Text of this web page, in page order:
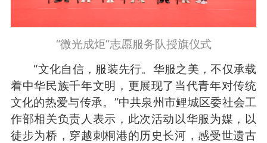
“微光成炬”志愿服务队授旗仪式
“文化自信，服装先行。华服之美，不仅承载
着中华民族千年文明，更展现了当代青年对传统
文化的热爱与传承。”中共泉州市鲤城区委社会工
作部相关负责人表示，此次活动以华服为媒，以
徒步为桥，穿越刺桐港的历史长河，感受世遗古